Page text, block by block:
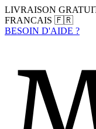
LIVRAISON
FRANCAIS 🇫🇷
BESOIN D'AIDE ?